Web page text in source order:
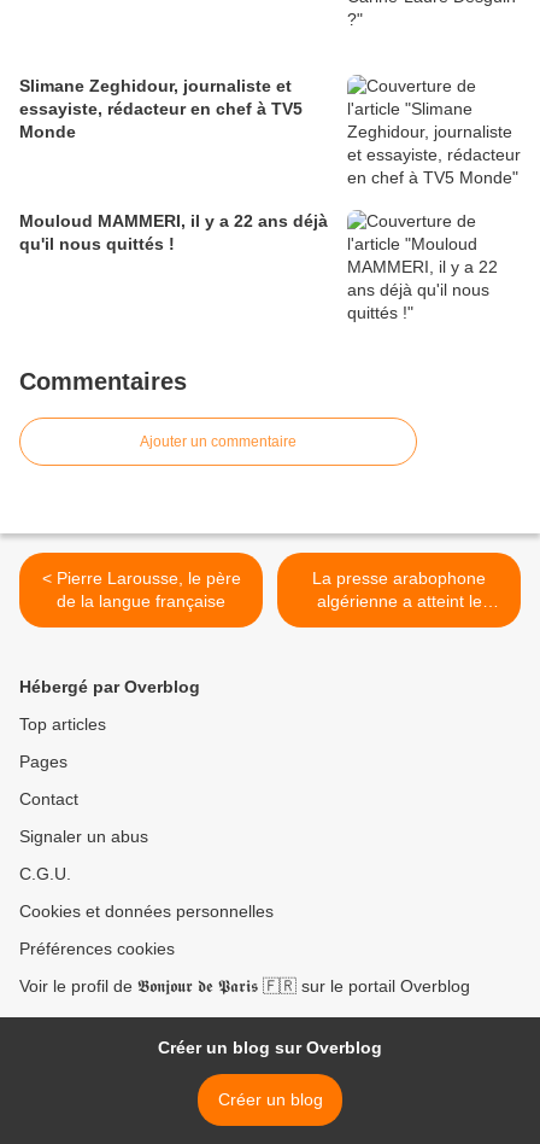
Slimane Zeghidour, journaliste et
essayiste, rédacteur en chef à TV5
Monde
Mouloud MAMMERI, il y a 22 ans déjà
qu'il nous quittés !
Commentaires
Ajouter un commentaire
< Pierre Larousse, le père
de la langue française
La presse arabophone
algérienne a atteint le
summum de la servilité
Hébergé par Overblog
Top articles
Pages
Contact
Signaler un abus
C.G.U.
Cookies et données personnelles
Préférences cookies
Voir le profil de 𝕭𝖔𝖓𝖏𝖔𝖚𝖗 𝖉𝖊 𝕻𝖆𝖗𝖎𝖘 🇫🇷 sur le portail Overblog
Créer un blog sur Overblog
Créer un blog